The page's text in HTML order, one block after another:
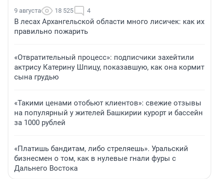
9 августа 18 525 4
В лесах Архангельской области много лисичек: как их
правильно пожарить
«Отвратительный процесс»: подписчики захейтили
актрису Катерину Шпицу, показавшую, как она кормит
сына грудью
«Такими ценами отобьют клиентов»: свежие отзывы
на популярный у жителей Башкирии курорт и бассейн
за 1000 рублей
«Платишь бандитам, либо стреляешь». Уральский
бизнесмен о том, как в нулевые гнали фуры с
Дальнего Востока